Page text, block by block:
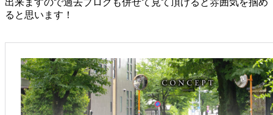
ると思います！
【パークホームズ深沢７丁目】これからの季節、
散策が楽しい深沢・砧エリアのマンション（キッ
トキャット）